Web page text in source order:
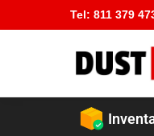
Tel: 811 379
Buscar tapete